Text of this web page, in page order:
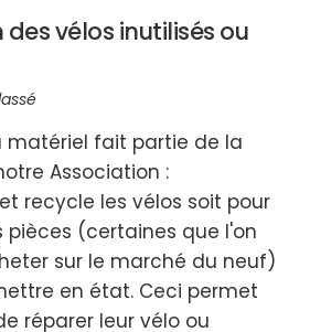
vélos inutilisés ou
matériel fait partie de la
Association :
recycle les vélos soit pour
pièces (certaines que l'on
sur le marché du neuf)
en état. Ceci permet
réparer leur vélo ou